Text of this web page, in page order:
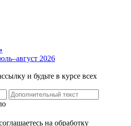
2026
и будьте в курсе всех
на обработку